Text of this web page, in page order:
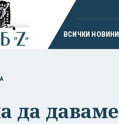
ВСИЧКИ НОВИНИ
да